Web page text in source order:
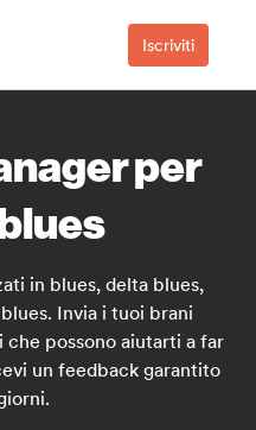
Iscriviti
per
in blues, delta blues,
Invia i tuoi brani
possono aiutarti a far
un feedback garantito